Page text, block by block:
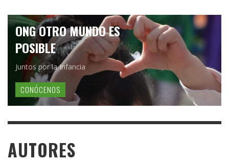
ONG OTRO MUNDO ES
POSIBLE
Juntos por la Infancia
CONÓCENOS
AUTORES